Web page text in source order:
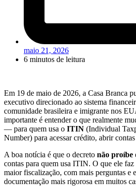
maio 21, 2026
6 minutos de leitura
Em 19 de maio de 2026, a Casa Branca
executivo direcionado ao sistema
comunidade brasileira e imigrante nos
importante é entender o que realmente
— para quem usa o ITIN (Individual
Number) para acessar crédito, abrir
A boa notícia é que o decreto não proíbe
contas para quem usa ITIN. O que ele faz
maior fiscalização, com mais perguntas e
documentação mais rigorosa em muitos